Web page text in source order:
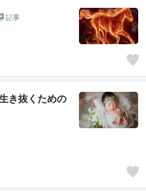
記事
き抜くための